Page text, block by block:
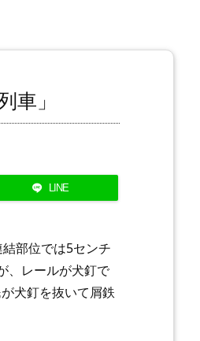
車」
LINE
部位では5センチ
、レールが犬釘で
犬釘を抜いて屑鉄